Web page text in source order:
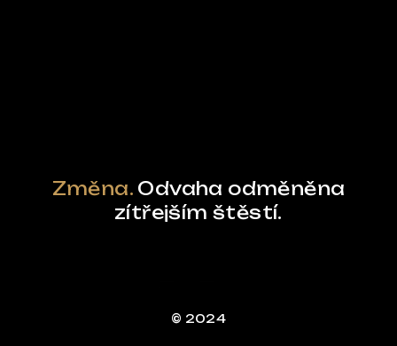
Změna. Odvaha odměněna
zítřejším štěstí.
© 2024